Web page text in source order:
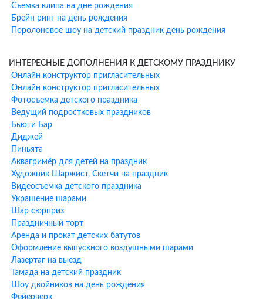
К программе аниматора можно добавить профессиональные
шоу-программы:
Шоу мыльных пузырей— гигантские пузыри и удивительные
фигуры
Бумажное шоу — яркое и эффектное завершение праздника
Фокусы и иллюзии— настоящее волшебство от
профессионального фокусника
Химическое шоу
Азотное шоу
Преимущества заказа
аниматоров ХИХИ-ру у метро
Новые Черёмушки
1. Фото аниматора заранее
получаете фотографию вашего аниматора, чтобы знать, кто
приедет на праздник.
2. Аниматор всегда на связи— Ваш аниматор остается на связи
с вами до и во время праздника для координации всех
деталей.
Съемка клипа на дне рождения
Брейн ринг на день рождения
Поролоновое шоу на детский праздник день рождения
ИНТЕРЕСНЫЕ ДОПОЛНЕНИЯ К ДЕТСКОМУ ПРАЗДНИКУ
Онлайн конструктор пригласительных
Онлайн конструктор пригласительных
Фотосъемка детского праздника
Ведущий подростковых праздников
Бьюти Бар
Диджей
Пиньята
Аквагримёр для детей на праздник
Художник Шаржист, Скетчи на праздник
Видеосъемка детского праздника
Украшение шарами
Шар сюрприз
Праздничный торт
Аренда и прокат детских батутов
Оформление выпускного воздушными шарами
Лазертаг на выезд
Тамада на детский праздник
Шоу двойников на день рождения
Фейерверк